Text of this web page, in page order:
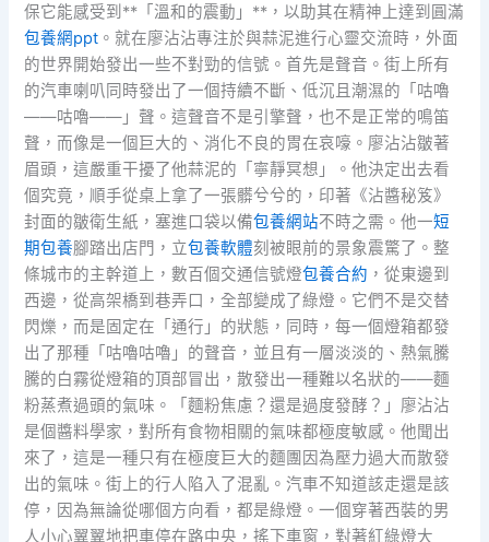
保它能感受到**「溫和的震動」**，以助其在精神上達到圓滿
包養網ppt 。就在廖沾沾專注於與蒜泥進行心靈交流時，外面
的世界開始發出一些不對勁的信號。首先是聲音。街上所有
的汽車喇叭同時發出了一個持續不斷、低沉且潮濕的「咕嚕
——咕嚕——」聲。這聲音不是引擎聲，也不是正常的鳴笛
聲，而像是一個巨大的、消化不良的胃在哀嚎。廖沾沾皺著
眉頭，這嚴重干擾了他蒜泥的「寧靜冥想」。他決定出去看
個究竟，順手從桌上拿了一張髒兮兮的，印著《沾醬秘笈》
封面的皺衛生紙，塞進口袋以備包養網站不時之需。他一短
期包養腳踏出店門，立包養軟體刻被眼前的景象震驚了。整
條城市的主幹道上，數百個交通信號燈包養合約 ，從東邊到
西邊，從高架橋到巷弄口，全部變成了綠燈。它們不是交替
閃爍，而是固定在「通行」的狀態，同時，每一個燈箱都發
出了那種「咕嚕咕嚕」的聲音，並且有一層淡淡的、熱氣騰
騰的白霧從燈箱的頂部冒出，散發出一種難以名狀的——麵
粉蒸煮過頭的氣味。「麵粉焦慮？還是過度發酵？」廖沾沾
是個醬料學家，對所有食物相關的氣味都極度敏感。他聞出
來了，這是一種只有在極度巨大的麵團因為壓力過大而散發
出的氣味。街上的行人陷入了混亂。汽車不知道該走還是該
停，因為無論從哪個方向看，都是綠燈。一個穿著西裝的男
人小心翼翼地把車停在路中央，搖下車窗，對著紅綠燈大